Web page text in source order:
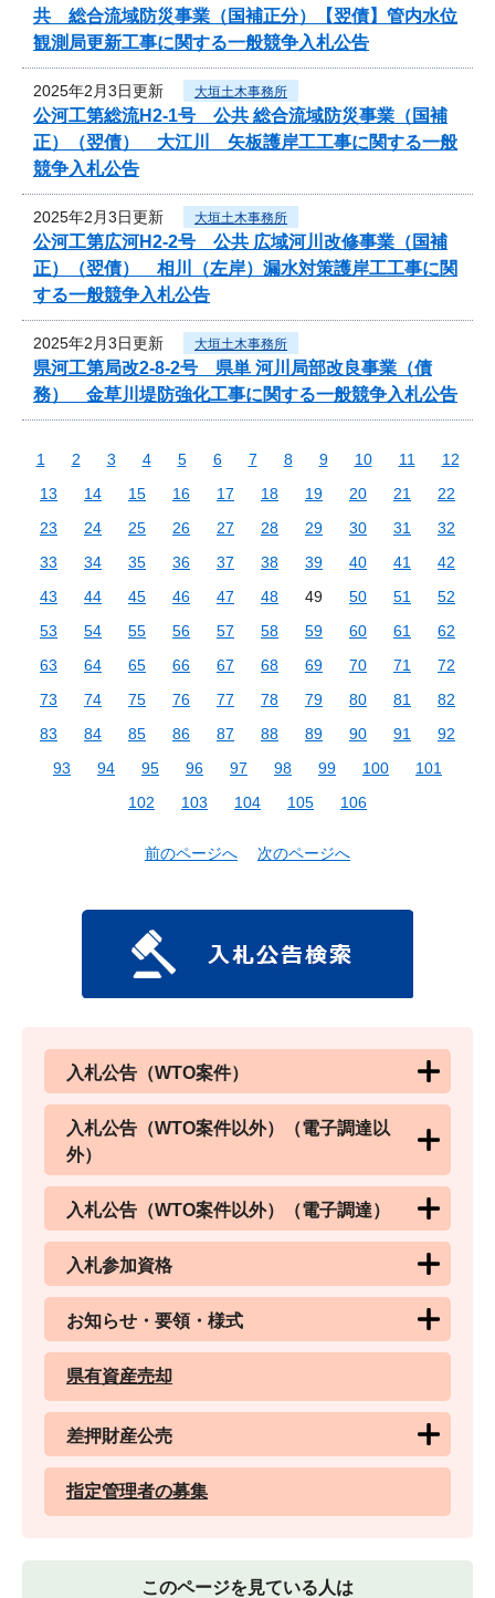
共 総合流域防災事業（国補正分）【翌債】管内水位
観測局更新工事に関する一般競争入札公告
2025年2月3日更新 大垣土木事務所
公河工第総流H2-1号 公共 総合流域防災事業（国補
正）（翌債） 大江川 矢板護岸工工事に関する一般
競争入札公告
2025年2月3日更新 大垣土木事務所
公河工第広河H2-2号 公共 広域河川改修事業（国補
正）（翌債） 相川（左岸）漏水対策護岸工工事に関
する一般競争入札公告
2025年2月3日更新 大垣土木事務所
県河工第局改2-8-2号 県単 河川局部改良事業（債
務） 金草川堤防強化工事に関する一般競争入札公告
1 2 3 4 5 6 7 8 9 10 11
12
13
14 15 16 17 18 19 20 21
22
23
24 25 26 27 28 29 30 31
32
33
34 35 36 37 38 39 40 41
42
43
44 45 46 47 48 49 50 51
52
53
54 55 56 57 58 59 60 61
62
63
64 65 66 67 68 69 70 71
72
73
74 75 76 77 78 79 80 81
82
83
84 85 86 87 88 89 90 91
92
93
94 95 96 97 98 99 100
101
102
103 104 105 106
前のページへ 次のページへ
入札公告（WTO案件）
入札公告（WTO案件以外）（電子調達以
外）
入札公告（WTO案件以外）（電子調達）
入札参加資格
お知らせ・要領・様式
県有資産売却
差押財産公売
指定管理者の募集
このページを見ている人は